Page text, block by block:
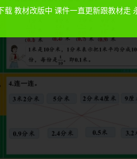
载 教材改版中 课件一直更新跟教材走